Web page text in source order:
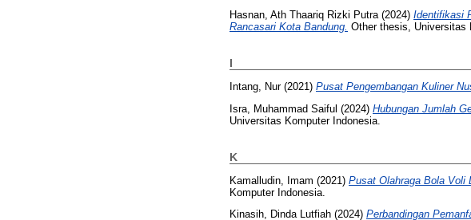
Hasnan, Ath Thaariq Rizki Putra(2024) Identifikasi
Rancasari Kota Bandung. Other thesis, Universitas
I
Intang, Nur(2021) Pusat Pengembangan Kuliner
Isra, Muhammad Saiful (2024) Hubungan Jumlah
Universitas Komputer Indonesia.
K
Kamalludin, Imam (2021) Pusat Olahraga Bola Voli
Komputer Indonesia.
Kinasih, Dinda Lutfiah (2024) Perbandingan